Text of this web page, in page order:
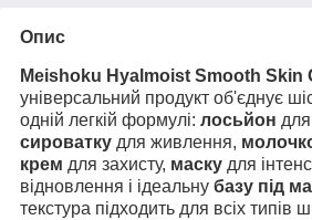
Опис
Meishoku Hyalmoist Smooth Skin
універсальний продукт об'єднує
одній легкій формулі: лосьйон для
сироватку для живлення,
крем для захисту, маску для
відновлення і ідеальну базу під
текстура підходить для всіх типів